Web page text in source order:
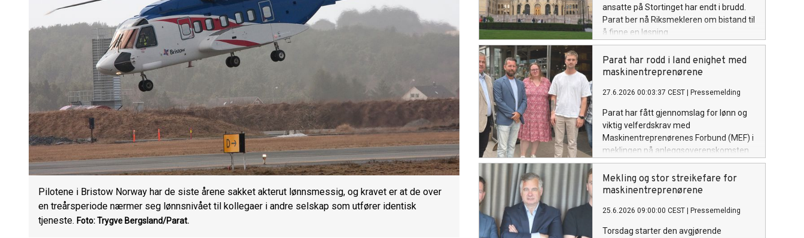
Pilotene i Bristow Norway har de siste årene sakket akterut lønnsmessig, og kravet er at de over
en treårsperiode nærmer seg lønnsnivået til kollegaer i andre selskap som utfører identisk
tjeneste. Foto: Trygve Bergsland/Parat.
ansatte på Stortinget har endt i brudd.
Parat ber nå Riksmekleren om bistand til
å finne en løsning.
Parat har rodd i land enighet med
maskinentreprenørene
27.6.2026 00:03:37 CEST Pressemelding
Parat har fått gjennomslag for lønn og
viktig velferdskrav med
Maskinentreprenørenes Forbund (MEF) i
meklingen på anleggsoverenskomsten.
Den varslede streiken i anleggssektoren
er dermed avverget.
Mekling og stor streikefare for
maskinentreprenørene
25.6.2026 09:00:00 CEST Pressemelding
Torsdag starter den avgjørende